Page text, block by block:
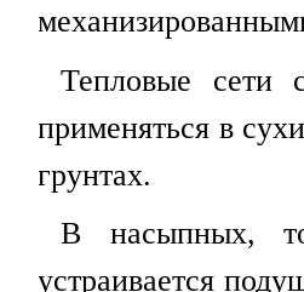
Тепловые сети
применяться в
грунтах.
В насыпных,
устраивается